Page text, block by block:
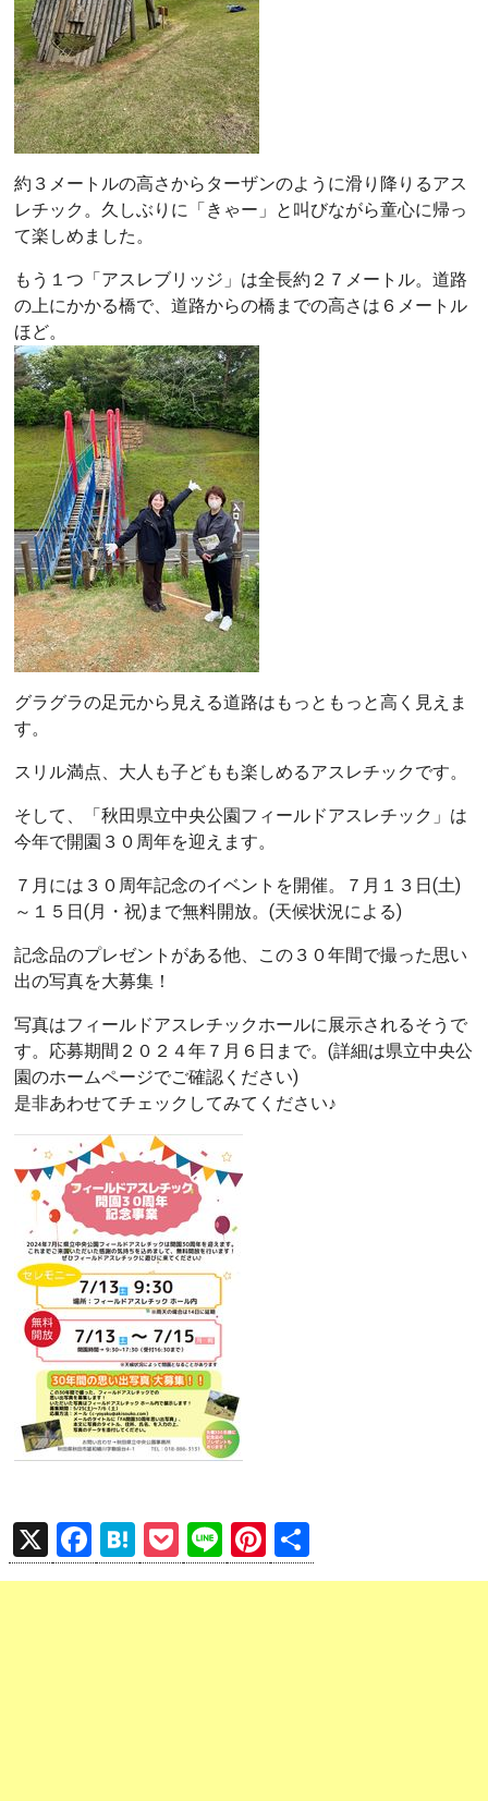
約３メートルの高さからターザンのように滑り降りるアス
レチック。久しぶりに「きゃー」と叫びながら童心に帰っ
て楽しめました。
もう１つ「アスレブリッジ」は全長約２７メートル。道路
の上にかかる橋で、道路からの橋までの高さは６メートル
ほど。
グラグラの足元から見える道路はもっともっと高く見えま
す。
スリル満点、大人も子どもも楽しめるアスレチックです。
そして、「秋田県立中央公園フィールドアスレチック」は
今年で開園３０周年を迎えます。
７月には３０周年記念のイベントを開催。７月１３日(土)
～１５日(月・祝)まで無料開放。(天候状況による)
記念品のプレゼントがある他、この３０年間で撮った思い
出の写真を大募集！
写真はフィールドアスレチックホールに展示されるそうで
す。応募期間２０２４年７月６日まで。(詳細は県立中央公
園のホームページでご確認ください)
是非あわせてチェックしてみてください♪
X
F
a
H
at
P
o
Li
n
Pi
nt 有